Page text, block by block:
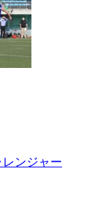
ンジャー